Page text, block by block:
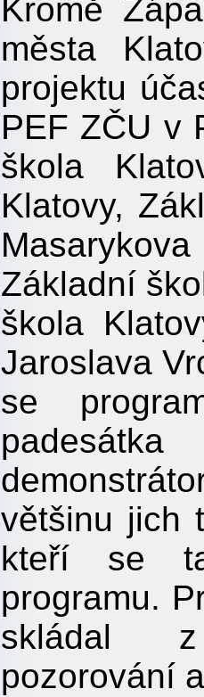
Kromě
města
projektu
PEF ZČU v
škola
Klatovy,
Základní
škola
Jaroslava
se
většinu jich
kteří se
programu.
skládal
pozorování